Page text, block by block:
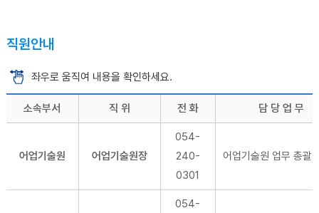
직원안내
좌우로 움직여 내용을 확인하세요.
소속부서 직 위 전 화 담 당 업 무
어업기술원 어업기술원장
054-
240-
0301
어업기술원 업무 총괄
054-